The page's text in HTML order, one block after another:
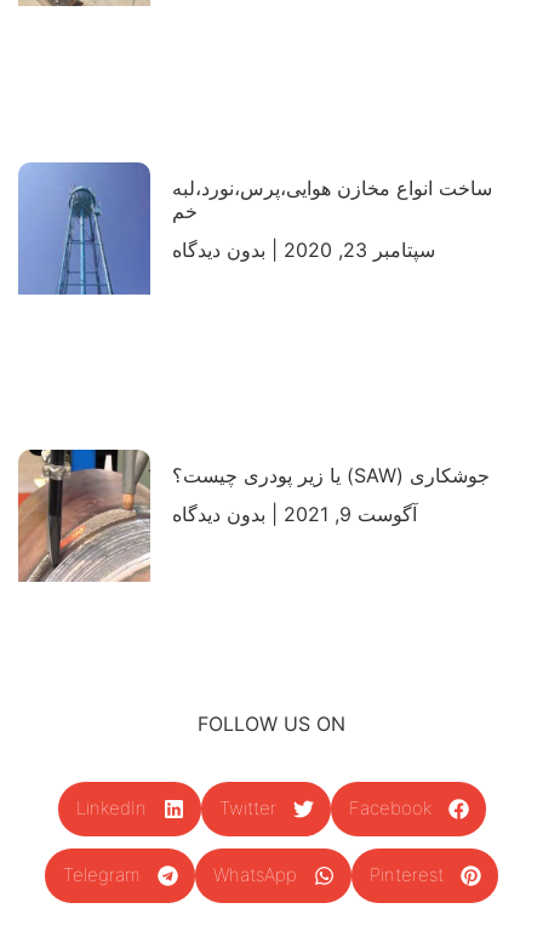
ساخت انواع مخازن هوایی،پرس،نورد،لبه
خم
سپتامبر 23, 2020
بدون دیدگاه
جوشکاری (SAW) یا زیر پودری چیست؟
آگوست 9, 2021
بدون دیدگاه
FOLLOW US ON
Facebook
Twitter
LinkedIn
Pinterest
WhatsApp
Telegram